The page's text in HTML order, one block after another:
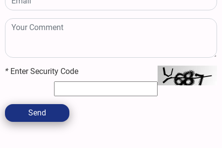
* Enter Security Code
Send